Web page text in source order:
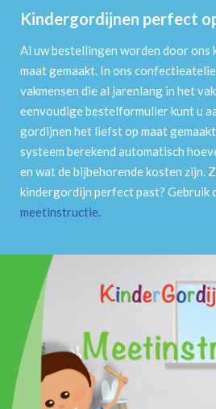
Kindergordijnen perfect
Al uw bestellingen worden door ons
maat gemaakt. In ons
vakmensen die al jarenlang in het
eenvoudige bestelformulier kunt u
gordijnen het liefst op maat
systeem berekend automatisch
en wat de bijbehorende kosten zijn.
kindergordijn perfect past? Gebruik
meetinstructie.